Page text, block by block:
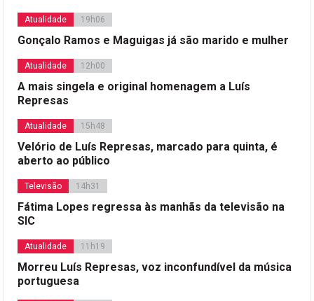
Atualidade 19h06
Gonçalo Ramos e Maguigas já são marido e mulher
Atualidade 12h00
A mais singela e original homenagem a Luís
Represas
Atualidade 15h48
Velório de Luís Represas, marcado para quinta, é
aberto ao público
Televisão 14h31
Fátima Lopes regressa às manhãs da televisão na
SIC
Atualidade 11h19
Morreu Luís Represas, voz inconfundível da música
portuguesa